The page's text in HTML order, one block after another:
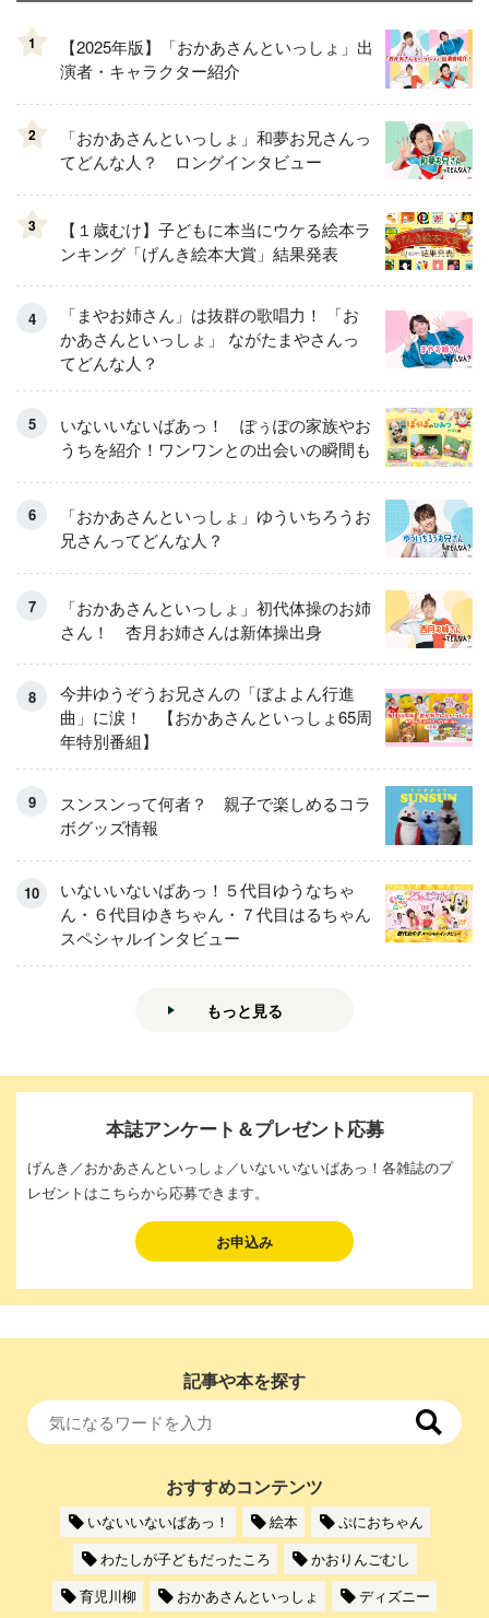
1
【2025年版】「おかあさんといっしょ」出
演者・キャラクター紹介
2
「おかあさんといっしょ」和夢お兄さんっ
てどんな人？ ロングインタビュー
3
【１歳むけ】子どもに本当にウケる絵本ラ
ンキング「げんき絵本大賞」結果発表
「まやお姉さん」は抜群の歌唱力！ 「お
かあさんといっしょ」 ながたまやさんっ
てどんな人？
いないいないばあっ！ ぽぅぽの家族やお
うちを紹介！ワンワンとの出会いの瞬間も
「おかあさんといっしょ」ゆういちろうお
兄さんってどんな人？
「おかあさんといっしょ」初代体操のお姉
さん！ 杏月お姉さんは新体操出身
今井ゆうぞうお兄さんの「ぼよよん行進
曲」に涙！ 【おかあさんといっしょ65周
年特別番組】
スンスンって何者？ 親子で楽しめるコラ
ボグッズ情報
いないいないばあっ！５代目ゆうなちゃ
ん・６代目ゆきちゃん・７代目はるちゃん
スペシャルインタビュー
もっと見る
本誌アンケート＆プレゼント応募
げんき／おかあさんといっしょ／いないいないばあっ！各雑誌のプ
レゼントはこちらから応募できます。
お申込み
記事や本を探す
おすすめコンテンツ
いないいないばあっ！ 絵本
ぷにおちゃん
わたしが子どもだったころ
かおりんごむし
育児川柳
おかあさんといっしょ ディズニー